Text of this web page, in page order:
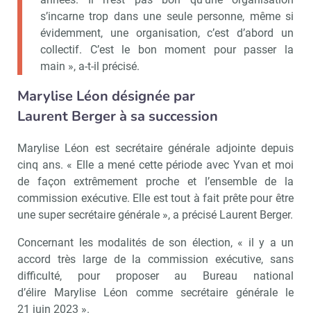
s’incarne trop dans une seule personne, même si
évidemment, une organisation, c’est d’abord un
collectif. C’est le bon moment pour passer la
main », a-t-il précisé.
Marylise Léon désignée par
Laurent Berger à sa succession
Marylise Léon est secrétaire générale adjointe depuis
cinq ans. « Elle a mené cette période avec Yvan et moi
de façon extrêmement proche et l’ensemble de la
commission exécutive. Elle est tout à fait prête pour être
une super secrétaire générale », a précisé Laurent Berger.
Concernant les modalités de son élection, « il y a un
accord très large de la commission exécutive, sans
difficulté, pour proposer au Bureau national
d’élire Marylise Léon comme secrétaire générale le
21 juin 2023 ».